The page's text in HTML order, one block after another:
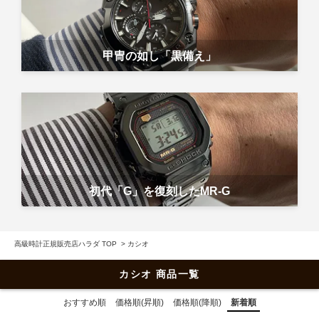
甲冑の如し「黒備え」
初代「G」を復刻したMR-G
高級時計正規販売店ハラダ TOP > カシオ
カシオ 商品一覧
おすすめ順 価格順(昇順) 価格順(降順) 新着順